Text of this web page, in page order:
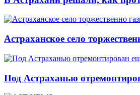
Астраханское село
Под Астраханью